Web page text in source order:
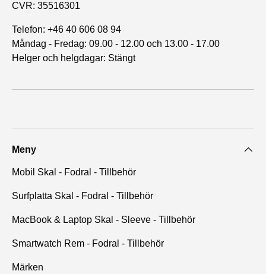
CVR: 35516301
Telefon: +46 40 606 08 94
Måndag - Fredag: 09.00 - 12.00 och 13.00 - 17.00
Helger och helgdagar: Stängt
Meny
Mobil Skal - Fodral - Tillbehör
Surfplatta Skal - Fodral - Tillbehör
MacBook & Laptop Skal - Sleeve - Tillbehör
Smartwatch Rem - Fodral - Tillbehör
Märken